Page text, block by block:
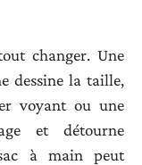
changer. Une
dessine la taille,
voyant ou une
et détourne
à main peut